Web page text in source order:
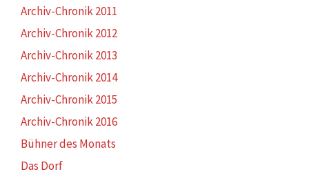
Archiv-Chronik 2011
Archiv-Chronik 2012
Archiv-Chronik 2013
Archiv-Chronik 2014
Archiv-Chronik 2015
Archiv-Chronik 2016
Bühner des Monats
Das Dorf